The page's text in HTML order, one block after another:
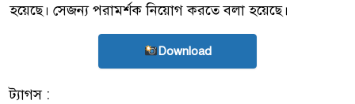
হয়েছে। সেজন্য পরামর্শক নিয়োগ করতে বলা হয়েছে।
Download
ট্যাগস :